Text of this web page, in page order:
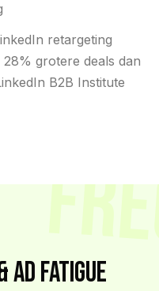
retargeting
grotere deals dan
B2B Institute
AD FATIGUE